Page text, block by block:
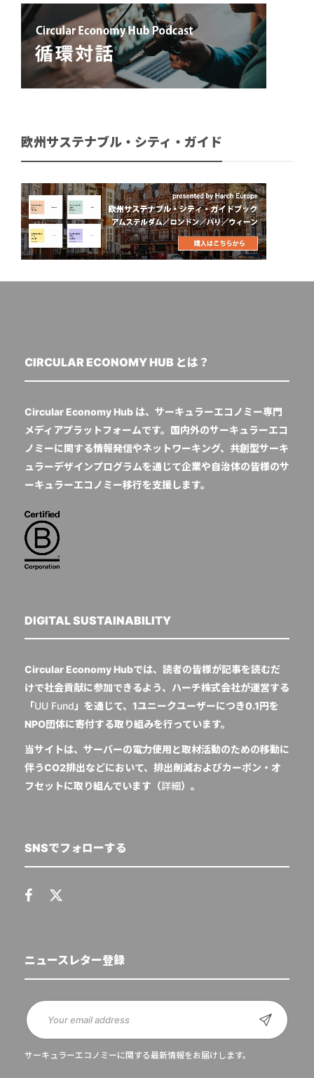
欧州サステナブル・シティ・ガイド
CIRCULAR ECONOMY HUB とは？
Circular Economy Hub は、サーキュラーエコノミー専門
メディアプラットフォームです。国内外のサーキュラーエコ
ノミーに関する情報発信やネットワーキング、共創型サーキ
ュラーデザインプログラムを通じて企業や自治体の皆様のサ
ーキュラーエコノミー移行を支援します。
DIGITAL SUSTAINABILITY
Circular Economy Hubでは、読者の皆様が記事を読むだ
けで社会貢献に参加できるよう、ハーチ株式会社が運営する
「UU Fund 」を通じて、1ユニークユーザーにつき0.1円を
NPO団体に寄付する取り組みを行っています。
当サイトは、サーバーの電力使用と取材活動のための移動に
伴うCO2排出などにおいて、排出削減およびカーボン・オ
フセットに取り組んでいます（詳細）。
SNSでフォローする
ニュースレター登録
サーキュラーエコノミーに関する最新情報をお届けします。